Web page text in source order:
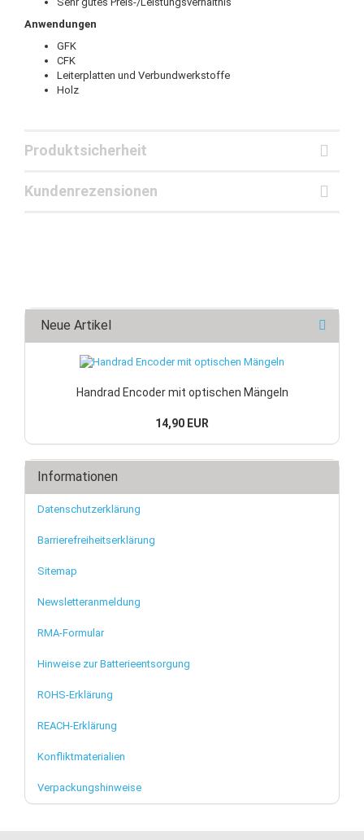
Anwendungen
GFK
CFK
Leiterplatten und Verbundwerkstoffe
Holz
Produktsicherheit
Kundenrezensionen
Neue Artikel
Handrad Encoder mit optischen Mängeln
14,90 EUR
Informationen
Datenschutzerklärung
Barrierefreiheitserklärung
Sitemap
Newsletteranmeldung
RMA-Formular
Hinweise zur Batterieentsorgung
ROHS-Erklärung
REACH-Erklärung
Konfliktmaterialien
Verpackungshinweise